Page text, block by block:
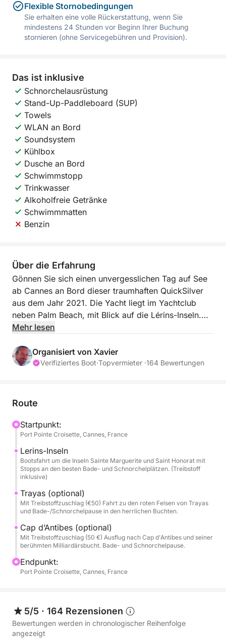
Flexible Stornobedingungen
Sie erhalten eine volle Rückerstattung, wenn Sie
mindestens 24 Stunden vor Beginn Ihrer Buchung
stornieren (ohne Servicegebühren und Provision).
Das ist inklusive
Schnorchelausrüstung
Stand-Up-Paddleboard (SUP)
Towels
WLAN an Bord
Soundsystem
Kühlbox
Dusche an Bord
Schwimmstopp
Trinkwasser
Alkoholfreie Getränke
Schwimmmatten
Benzin
Über die Erfahrung
Gönnen Sie sich einen unvergesslichen Tag auf See
ab Cannes an Bord dieser traumhaften QuickSilver
aus dem Jahr 2021. Die Yacht liegt im Yachtclub
neben Palm Beach, mit Blick auf die Lérins-Inseln.
Kostenlose Parkplätze befinden sich in unmittelbarer
Diese geräumige, komfortable und leistungsstarke
die Côte d’Azur einen ganzen Tag lang in Ihrem
Die Aufteilung ist optimal auf Ihre Bedürfnisse
abgestimmt: zwei um 360° drehbare Polstersitze,
eine große Heckbank mit Esstisch, eine Sonnensegel
über dem gesamten Heck und breite
An Bord: GPS/Fischfinder, Fusion-Audiosystem,
kleine Kabine zum Entspannen.
An einem Tag haben Sie genügend Zeit, alles zu
erleben: Segeln Sie zu den Lérins-Inseln, kreuzen Sie
Sie zum Esterel-Massiv mit seinen spektakulären
roten Felsen. Ein rundum gelungener Tag voller
Entdeckungen, Badespaß und Entspannung.
Mehr lesen
Organisiert von Xavier
Verifiziertes Boot·Topvermieter ·164 Bewertungen
Route
Startpunkt:
Port Pointe Croisette, Cannes, France
Lerins-Inseln
Bootsfahrt um die Inseln Sainte Marguerite und Saint Honorat mit
Stopps an den besten Bade- und Schnorchelplätzen. (Treibstoff
inklusive)
Trayas (optional)
Mit Treibstoffzuschlag (€50) Fahrt zu den roten Felsen von Trayas
und Bade-/Schnorchelpause in den herrlichen Buchten.
Cap d’Antibes (optional)
Mit Treibstoffzuschlag (50 €) Ausflug nach Cap d'Antibes und seiner
berühmten Milliardärsbucht. Bade- und Schnorchelpause.
Endpunkt:
Port Pointe Croisette, Cannes, France
5/5 · 164 Rezensionen
Bewertungen werden in chronologischer Reihenfolge
angezeigt